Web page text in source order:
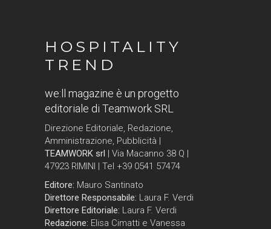
HOSPITALITY
TREND
we:ll magazine è un progetto
editoriale di Teamwork SRL
Direzione Editoriale, Redazione,
Amministrazione, Pubblicità |
TEAMWORK srl | Via Macanno 38 Q |
47923 RIMINI | Tel +39 0541 57474
Editore: Mauro Santinato
Direttore Responsabile: Laura F. Verdi
Direttore Editoriale: Laura F. Verdi
Redazione: Elisa Cimatti e Vanessa